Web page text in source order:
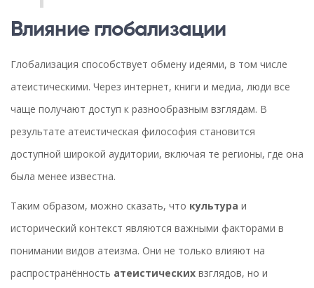
Влияние глобализации
Глобализация способствует обмену идеями, в том числе
атеистическими. Через интернет, книги и медиа, люди все
чаще получают доступ к разнообразным взглядам. В
результате атеистическая философия становится
доступной широкой аудитории, включая те регионы, где она
была менее известна.
Таким образом, можно сказать, что культура и
исторический контекст являются важными факторами в
понимании видов атеизма. Они не только влияют на
распространённость атеистических взглядов, но и